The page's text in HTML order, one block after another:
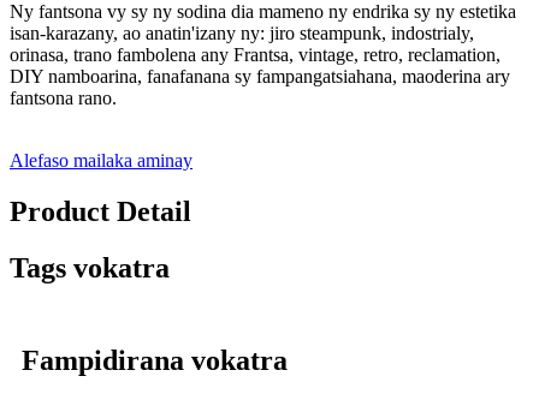
Ny fantsona vy sy ny sodina dia mameno ny endrika sy ny estetika
isan-karazany, ao anatin'izany ny: jiro steampunk, indostrialy,
orinasa, trano fambolena any Frantsa, vintage, retro, reclamation,
DIY namboarina, fanafanana sy fampangatsiahana, maoderina ary
fantsona rano.
Alefaso mailaka aminay
Product Detail
Tags vokatra
Fampidirana vokatra